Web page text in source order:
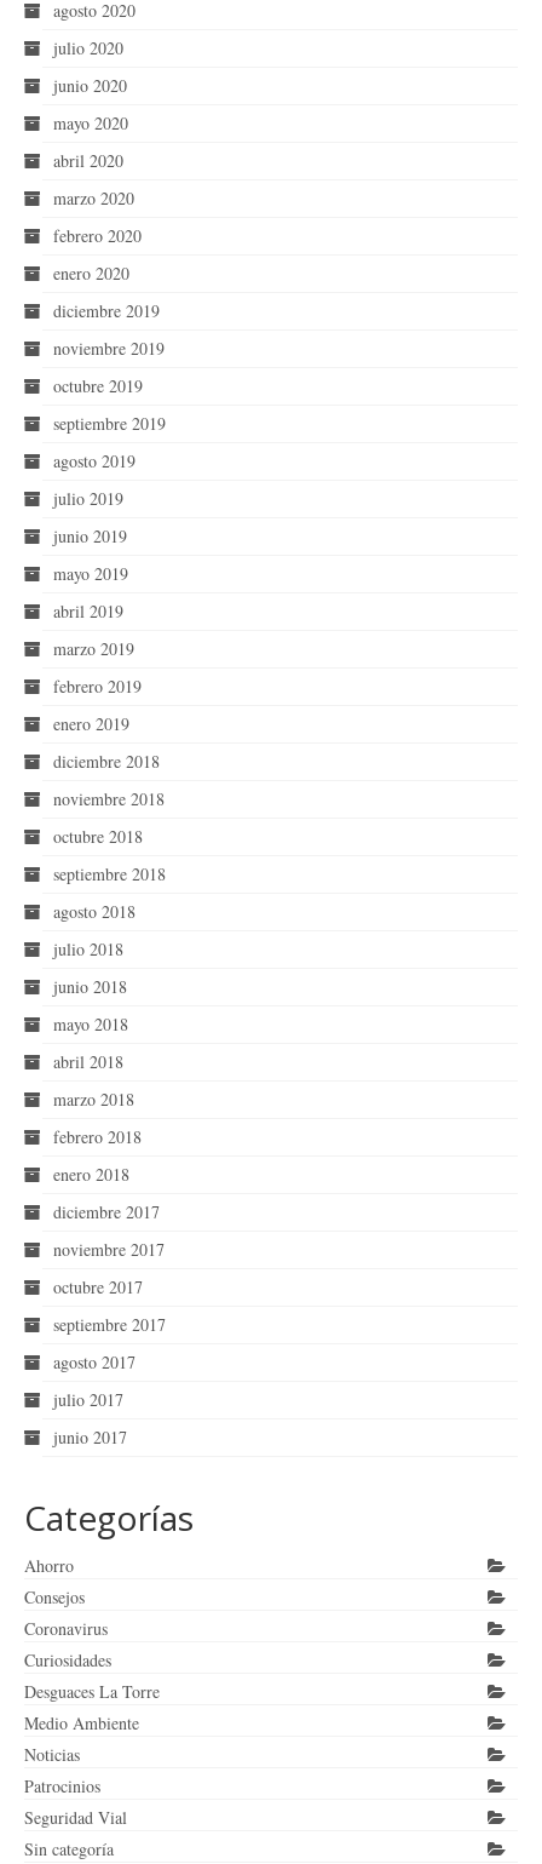
agosto 2020
julio 2020
junio 2020
mayo 2020
abril 2020
marzo 2020
febrero 2020
enero 2020
diciembre 2019
noviembre 2019
octubre 2019
septiembre 2019
agosto 2019
julio 2019
junio 2019
mayo 2019
abril 2019
marzo 2019
febrero 2019
enero 2019
diciembre 2018
noviembre 2018
octubre 2018
septiembre 2018
agosto 2018
julio 2018
junio 2018
mayo 2018
abril 2018
marzo 2018
febrero 2018
enero 2018
diciembre 2017
noviembre 2017
octubre 2017
septiembre 2017
agosto 2017
julio 2017
junio 2017
Categorías
Ahorro
Consejos
Coronavirus
Curiosidades
Desguaces La Torre
Medio Ambiente
Noticias
Patrocinios
Seguridad Vial
Sin categoría